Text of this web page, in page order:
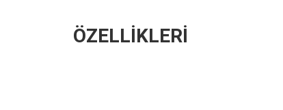
ÖZELLIKLERI